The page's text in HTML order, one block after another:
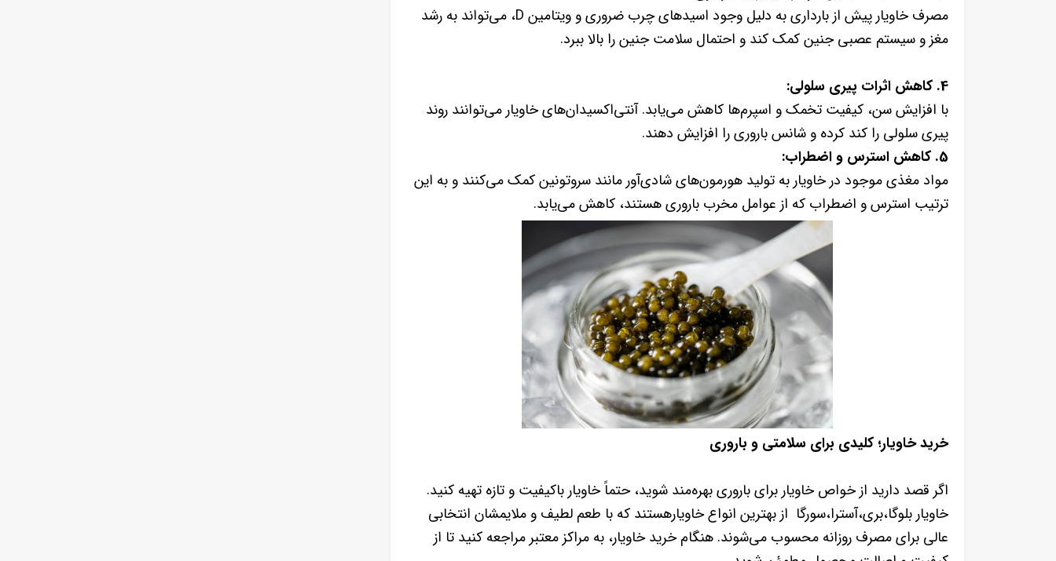
مصرف خاویار پیش از بارداری به دلیل وجود اسیدهای چرب ضروری و ویتامین D، می‌تواند به رشد
مغز و سیستم عصبی جنین کمک کند و احتمال سلامت جنین را بالا ببرد.
4. کاهش اثرات پیری سلولی:
با افزایش سن، کیفیت تخمک و اسپرم‌ها کاهش می‌یابد. آنتی‌اکسیدان‌های خاویار می‌توانند روند
پیری سلولی را کند کرده و شانس باروری را افزایش دهند.
5. کاهش استرس و اضطراب:
مواد مغذی موجود در خاویار به تولید هورمون‌های شادی‌آور مانند سروتونین کمک می‌کنند و به این
ترتیب استرس و اضطراب که از عوامل مخرب باروری هستند، کاهش می‌یابد.
خرید خاویار؛ کلیدی برای سلامتی و باروری
اگر قصد دارید از خواص خاویار برای باروری بهره‌مند شوید، حتماً خاویار باکیفیت و تازه تهیه کنید.
خاویار بلوگا،بری،آسترا،سورگا از بهترین انواع خاویارهستند که با طعم لطیف و ملایمشان انتخابی
عالی برای مصرف روزانه محسوب می‌شوند. هنگام خرید خاویار، به مراکز معتبر مراجعه کنید تا از